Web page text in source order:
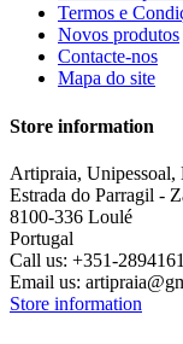
Termos e
Novos produtos
Contacte-nos
Mapa do site
Store information
Artipraia,
Estrada do Parragil -
8100-336 Loulé
Portugal
Call us: +351-
Email us:
Store information